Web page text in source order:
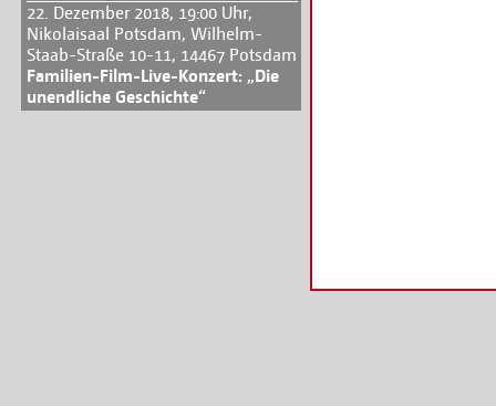
22. Dezember 2018, 19:00 Uhr,
Nikolaisaal Potsdam, Wilhelm-
Staab-Straße 10-11, 14467 Potsdam
Familien-Film-Live-Konzert: „Die
unendliche Geschichte“